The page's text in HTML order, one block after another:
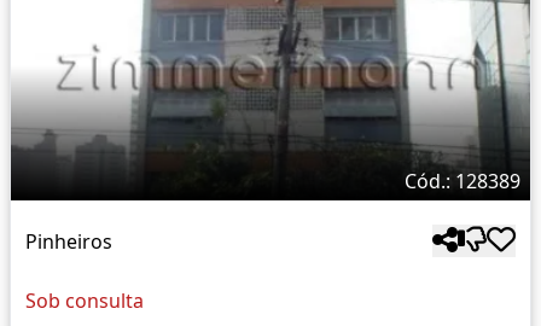
Cód.: 128389
Pinheiros
Sob consulta